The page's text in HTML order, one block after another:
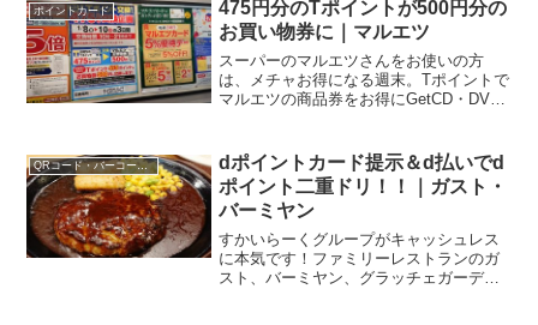
ポイントカード
475円分のTポイントが500円分の
お買い物券に｜マルエツ
スーパーのマルエツさんをお使いの方
は、メチャお得になる週末。Tポイントで
マルエツの商品券をお得にGetCD・DVD
など、街中の様々な場所で貯まるTポイン
ト。関...
QRコード・バーコード決済
dポイントカード提示＆d払いでd
ポイント二重ドリ！！｜ガスト・
バーミヤン
すかいらーくグループがキャッシュレス
に本気です！ファミリーレストランのガ
スト、バーミヤン、グラッチェガーデン